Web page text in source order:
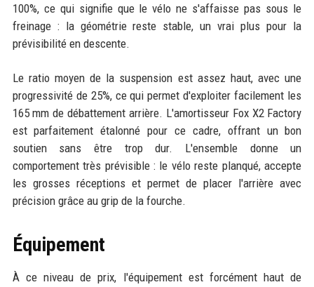
100%, ce qui signifie que le vélo ne s'affaisse pas sous le
freinage : la géométrie reste stable, un vrai plus pour la
prévisibilité en descente.
Le ratio moyen de la suspension est assez haut, avec une
progressivité de 25%, ce qui permet d'exploiter facilement les
165 mm de débattement arrière. L'amortisseur Fox X2 Factory
est parfaitement étalonné pour ce cadre, offrant un bon
soutien sans être trop dur. L'ensemble donne un
comportement très prévisible : le vélo reste planqué, accepte
les grosses réceptions et permet de placer l'arrière avec
précision grâce au grip de la fourche.
Équipement
À ce niveau de prix, l'équipement est forcément haut de